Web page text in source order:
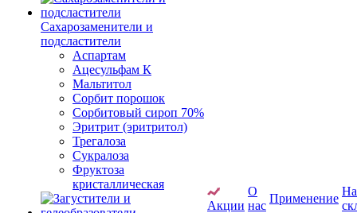
Сахарозаменители и
подсластители
Аспартам
Ацесульфам К
Мальтитол
Сорбит порошок
Сорбитовый сироп 70%
Эритрит (эритритол)
Трегалоза
Сукралоза
Фруктоза
кристаллическая
Акции
О
нас
Применение